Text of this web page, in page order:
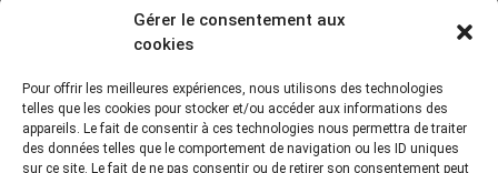
Gérer le consentement aux
cookies
Pour offrir les meilleures expériences, nous utilisons des technologies
telles que les cookies pour stocker et/ou accéder aux informations des
appareils. Le fait de consentir à ces technologies nous permettra de traiter
des données telles que le comportement de navigation ou les ID uniques
sur ce site. Le fait de ne pas consentir ou de retirer son consentement peut
PA Keneach Ouest - 5 rue de Belle-Île - 56400
contact@logiciels-etiquettes.com
09 71 37 25 93